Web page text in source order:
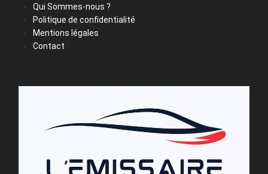
Qui Sommes-nous ?
Politique de confidentialité
Mentions légales
Contact